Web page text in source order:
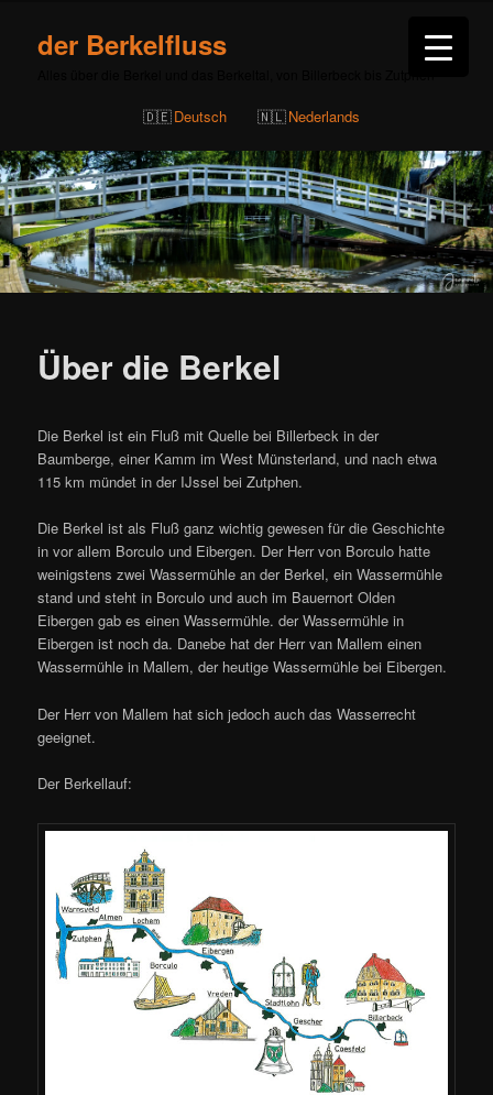
der Berkelfluss
Deutsch Nederlands
Über die Berkel
Die Berkel ist ein Fluß mit Quelle bei Billerbeck in der
Baumberge, einer Kamm im West Münsterland, und nach etwa
115 km mündet in der IJssel bei Zutphen.
Die Berkel ist als Fluß ganz wichtig gewesen für die Geschichte
in vor allem Borculo und Eibergen. Der Herr von Borculo hatte
weinigstens zwei Wassermühle an der Berkel, ein Wassermühle
stand und steht in Borculo und auch im Bauernort Olden
Eibergen gab es einen Wassermühle. der Wassermühle in
Eibergen ist noch da. Danebe hat der Herr van Mallem einen
Wassermühle in Mallem, der heutige Wassermühle bei Eibergen.
Der Herr von Mallem hat sich jedoch auch das Wasserrecht
geeignet.
Der Berkellauf: